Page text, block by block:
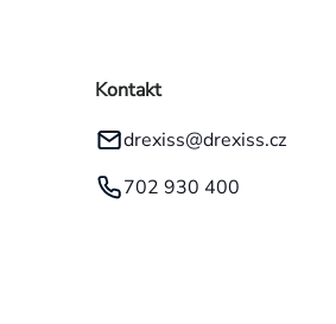
Kontakt
drexiss@drexiss.cz
702 930 400